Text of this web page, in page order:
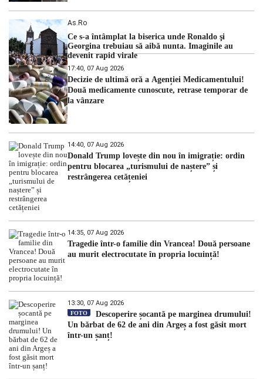
As.ro
Ce s-a întâmplat la biserica unde Ronaldo şi
Georgina trebuiau să aibă nunta. Imaginile au
devenit rapid virale
17:40, 07 Aug 2026
Decizie de ultimă oră a Agenției Medicamentului!
Două medicamente cunoscute, retrase temporar de
la vânzare
14:40, 07 Aug 2026
Donald Trump lovește din nou în imigrație: ordin
pentru blocarea „turismului de naștere” și
restrângerea cetățeniei
14:35, 07 Aug 2026
Tragedie într-o familie din Vrancea! Două persoane
au murit electrocutate în propria locuință!
13:30, 07 Aug 2026
FOTO
Descoperire șocantă pe marginea drumului!
Un bărbat de 62 de ani din Argeș a fost găsit mort
într-un șanț!